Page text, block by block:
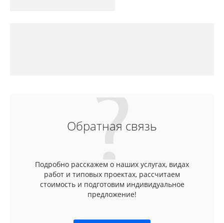
Обратная связь
Подробно расскажем о наших услугах, видах
работ и типовых проектах, рассчитаем
стоимость и подготовим индивидуальное
предложение!